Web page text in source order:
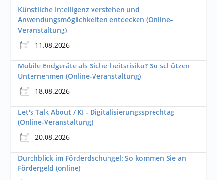
Künstliche Intelligenz verstehen und
Anwendungsmöglichkeiten entdecken (Online–
Veranstaltung)
11.08.2026
Mobile Endgeräte als Sicherheitsrisiko? So schützen
Unternehmen (Online-Veranstaltung)
18.08.2026
Let's Talk About / KI - Digitalisierungssprechtag
(Online-Veranstaltung)
20.08.2026
Durchblick im Förderdschungel: So kommen Sie an
Fördergeld (online)